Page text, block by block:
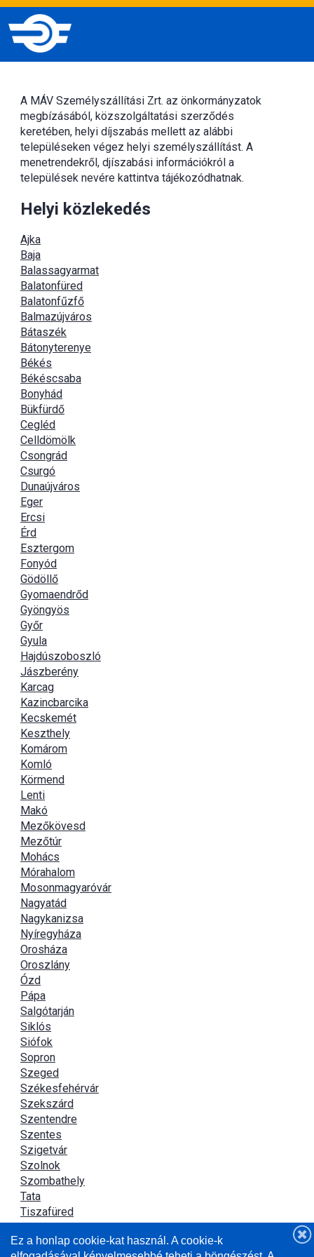
A MÁV Személyszállítási Zrt. az önkormányzatok
megbízásából, közszolgáltatási szerződés
keretében, helyi díjszabás mellett az alábbi
településeken végez helyi személyszállítást. A
menetrendekről, djíszabási információkról a
települések nevére kattintva tájékozódhatnak.
Helyi közlekedés
Ajka
Baja
Balassagyarmat
Balatonfüred
Balatonfűzfő
Balmazújváros
Bátaszék
Bátonyterenye
Békés
Békéscsaba
Bonyhád
Bükfürdő
Cegléd
Celldömölk
Csongrád
Csurgó
Dunaújváros
Eger
Ercsi
Érd
Esztergom
Fonyód
Gödöllő
Gyomaendrőd
Gyöngyös
Győr
Gyula
Hajdúszoboszló
Jászberény
Karcag
Kazincbarcika
Kecskemét
Keszthely
Komárom
Komló
Körmend
Lenti
Makó
Mezőkövesd
Mezőtúr
Mohács
Mórahalom
Mosonmagyaróvár
Nagyatád
Nagykanizsa
Nyíregyháza
Orosháza
Oroszlány
Ózd
Pápa
Salgótarján
Siklós
Siófok
Sopron
Szeged
Székesfehérvár
Szekszárd
Szentendre
Szentes
Szigetvár
Szolnok
Szombathely
Tata
Tiszafüred
Újszász
Ez a honlap cookie-kat használ. A cookie-k